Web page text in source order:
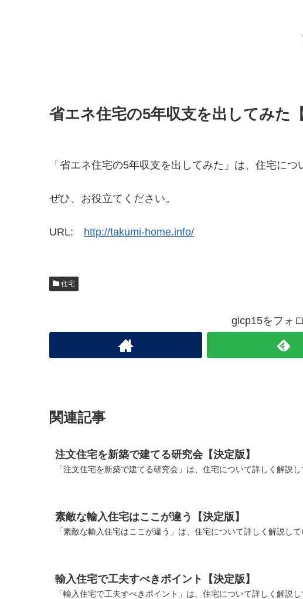
省エネ住宅の5年収支を出してみた【
「省エネ住宅の5年収支を出してみた」は、住宅につ
ぜひ、お役立てください。
URL: http://takumi-home.info/
住宅
gicp15をフォ
関連記事
注文住宅を新築で建てる研究会【決定版】
「注文住宅を新築で建てる研究会」は、住宅について詳しく解
素敵な輸入住宅はここが違う【決定版】
「素敵な輸入住宅はここが違う」は、住宅について詳しく解説
輸入住宅で工夫すべきポイント【決定版】
「輸入住宅で工夫すべきポイント」は、住宅について詳しく解